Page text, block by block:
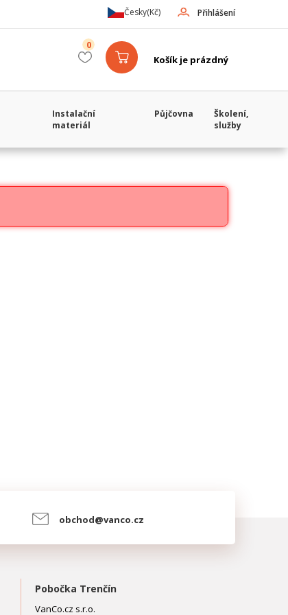
Přihlášení
Česky(Kč)
Košík je prázdný
0
Instalační
materiál
Půjčovna
Školení,
služby
obchod@vanco.cz
Pobočka Trenčín
VanCo.cz s.r.o.